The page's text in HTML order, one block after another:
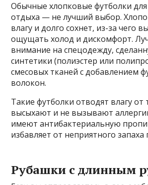
Обычные хлопковые футболки
отдыха — не лучший выбор.
влагу и долго сохнет, из-за чего
ощущать холод и дискомфорт.
внимание на спецодежду,
синтетики (полиэстер или
смесовых тканей с добавлением
волокон.
Такие футболки отводят влагу от
высыхают и не вызывают
имеют антибактериальную
избавляет от неприятного запаха
Рубашки с длинным